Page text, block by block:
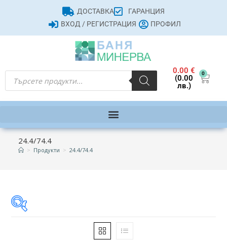
ДОСТАВКА
ГАРАНЦИЯ
ВХОД / РЕГИСТРАЦИЯ
ПРОФИЛ
0.00€
(0.00
лв.)
0
24.4/74.4
> Продукти > 24.4/74.4